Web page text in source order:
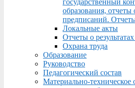
государственный
образования,
предписаний.
Локальные акты
Отчеты о
Охрана труда
Образование
Руководство
Педагогический состав
Материально-техническое